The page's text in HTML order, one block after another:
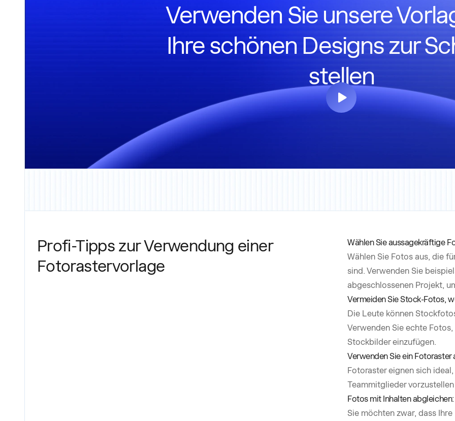
Verwenden Sie unsere
Ihre schönen Designs zur
stellen
Profi-Tipps zur Verwendung einer
Fotorastervorlage
Wählen Sie aussagekräftige
Wählen Sie Fotos aus, die
sind. Verwenden Sie
abgeschlossenen Projekt,
Vermeiden Sie Stock-Fotos,
Die Leute können
Verwenden Sie echte
Stockbilder einzufügen.
Verwenden Sie ein Fotoraster
Fotoraster eignen sich
Teammitglieder
Fotos mit Inhalten abgleichen:
Sie möchten zwar, dass